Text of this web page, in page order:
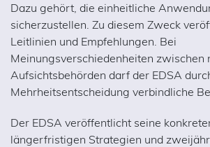
Dazu gehört, die einheitliche
sicherzustellen. Zu diesem Zweck
Leitlinien und Empfehlungen. Bei
Meinungsverschiedenheiten zwischen
Aufsichtsbehörden darf der EDSA
Mehrheitsentscheidung verbindliche
Der EDSA veröffentlicht seine
längerfristigen Strategien und